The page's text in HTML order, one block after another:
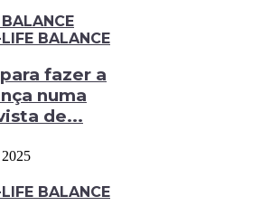
BALANCE
fazer a
numa
de...
BALANCE